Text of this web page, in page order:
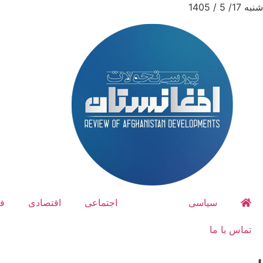
شنبه 17/ 5 / 1405
سیاسی اجتماعی اقتصادی
تماس با ما